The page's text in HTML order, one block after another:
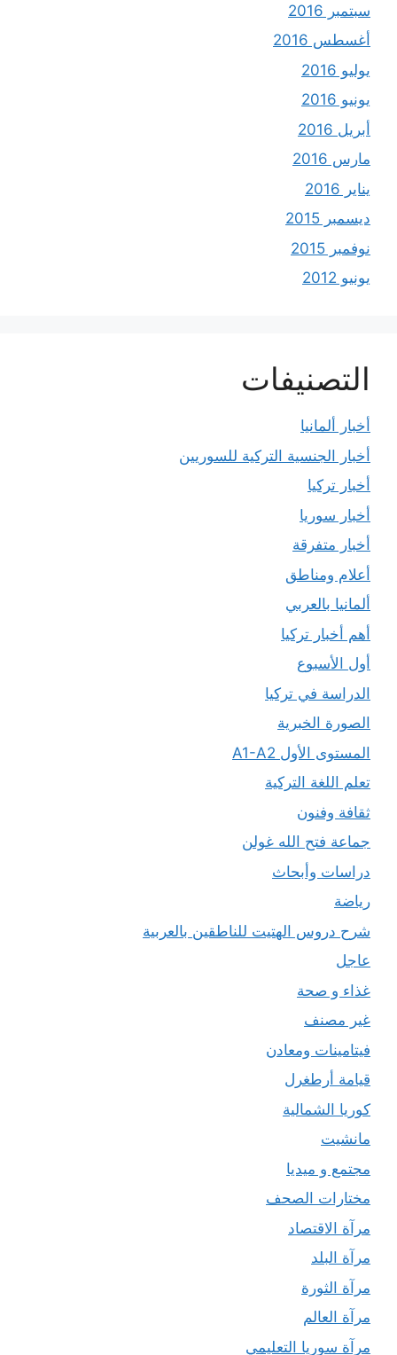
سبتمبر 2016
أغسطس 2016
يوليو 2016
يونيو 2016
أبريل 2016
مارس 2016
يناير 2016
ديسمبر 2015
نوفمبر 2015
يونيو 2012
التصنيفات
أخبار ألمانيا
أخبار الجنسية التركية للسوريين
أخبار تركيا
أخبار سوريا
أخبار متفرقة
أعلام ومناطق
ألمانيا بالعربي
أهم أخبار تركيا
أول الأسبوع
الدراسة في تركيا
الصورة الخبرية
المستوى الأول A1-A2
تعلم اللغة التركية
ثقافة وفنون
جماعة فتح الله غولن
دراسات وأبحاث
رياضة
شرح دروس الهتيت للناطقين بالعربية
عاجل
غذاء و صحة
غير مصنف
فيتامينات ومعادن
قيامة أرطغرل
كوريا الشمالية
مانشيت
مجتمع و ميديا
مختارات الصحف
مرآة الاقتصاد
مرآة البلد
مرآة الثورة
مرآة العالم
مرآة سوريا التعليمي